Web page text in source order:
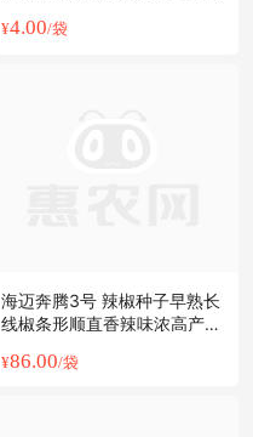
¥4.00/袋
海迈奔腾3号 辣椒种子早熟长
线椒条形顺直香辣味浓高产基
¥86.00/袋